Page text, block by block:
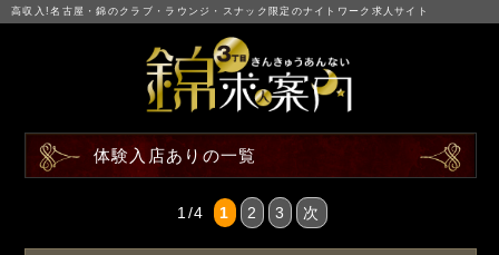
高収入!名古屋・錦のクラブ・ラウンジ・スナック限定のナイトワーク求人サイト
体験入店ありの一覧
1/4 1 2 3 次